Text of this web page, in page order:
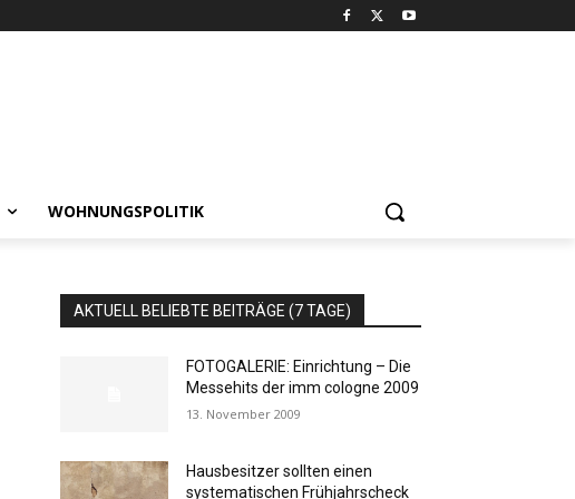
WOHNUNGSPOLITIK
AKTUELL BELIEBTE BEITRÄGE (7 TAGE)
FOTOGALERIE: Einrichtung – Die
Messehits der imm cologne 2009
13. November 2009
Hausbesitzer sollten einen
systematischen Frühjahrscheck